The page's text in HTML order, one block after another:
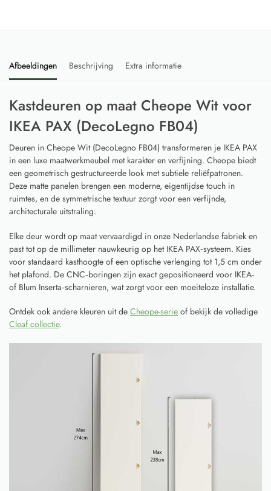
Afbeeldingen Beschrijving Extra informatie
Kastdeuren op maat Cheope Wit voor
IKEA PAX (DecoLegno FB04)
Deuren in Cheope Wit (DecoLegno FB04) transformeren je IKEA PAX
in een luxe maatwerkmeubel met karakter en verfijning. Cheope biedt
een geometrisch gestructureerde look met subtiele reliëfpatronen.
Deze matte panelen brengen een moderne, eigentijdse touch in
ruimtes, en de symmetrische textuur zorgt voor een verfijnde,
architecturale uitstraling.
Elke deur wordt op maat vervaardigd in onze Nederlandse fabriek en
past tot op de millimeter nauwkeurig op het IKEA PAX‑systeem. Kies
voor standaard kasthoogte of een optische verlenging tot 1,5 cm onder
het plafond. De CNC‑boringen zijn exact gepositioneerd voor IKEA‑
of Blum Inserta‑scharnieren, wat zorgt voor een moeiteloze installatie.
Ontdek ook andere kleuren uit de Cheope-serie of bekijk de volledige
Cleaf collectie.